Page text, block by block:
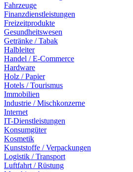
Fahrzeuge
Finanzdienstleistungen
Freizeitprodukte
Gesundheitswesen
Getränke / Tabak
Halbleiter
Handel / E-Commerce
Hardware
Holz / Papier
Hotels / Tourismus
Immobilien
Industrie / Mischkonzerne
Internet
IT-Dienstleistungen
Konsumgüter
Kosmetik
Kunststoffe / Verpackungen
Logistik / Transport
Luftfahrt / Rüstung